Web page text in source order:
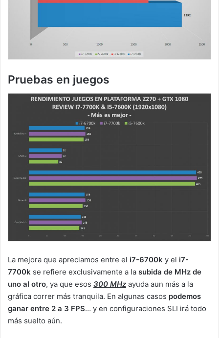
Pruebas en juegos
La mejora que apreciamos entre el i7-6700k y el i7-
7700k se refiere exclusivamente a la subida de MHz de
uno al otro, ya que esos 300 MHz ayuda aun más a la
gráfica correr más tranquila. En algunas casos podemos
ganar entre 2 a 3 FPS… y en configuraciones SLI irá todo
más suelto aún.